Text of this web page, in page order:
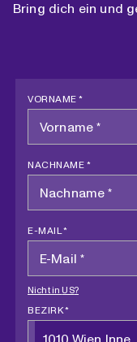
Bring dich ein und
VORNAME *
NACHNAME *
E-MAIL *
Nicht inUS?
BEZIRK *
1010 Wien